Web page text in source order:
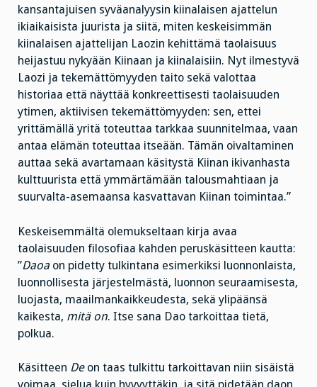
kansantajuisen syväanalyysin kiinalaisen ajattelun
ikiaikaisista juurista ja siitä, miten keskeisimmän
kiinalaisen ajattelijan Laozin kehittämä taolaisuus
heijastuu nykyään Kiinaan ja kiinalaisiin. Nyt ilmestyvä
Laozi ja tekemättömyyden taito sekä valottaa
historiaa että näyttää konkreettisesti taolaisuuden
ytimen, aktiivisen tekemättömyyden: sen, ettei
yrittämällä yritä toteuttaa tarkkaa suunnitelmaa, vaan
antaa elämän toteuttaa itseään. Tämän oivaltaminen
auttaa sekä avartamaan käsitystä Kiinan ikivanhasta
kulttuurista että ymmärtämään talousmahtiaan ja
suurvalta-asemaansa kasvattavan Kiinan toimintaa.”
Keskeisemmältä olemukseltaan kirja avaa
taolaisuuden filosofiaa kahden peruskäsitteen kautta:
”Daoa on pidetty tulkintana esimerkiksi luonnonlaista,
luonnollisesta järjestelmästä, luonnon seuraamisesta,
luojasta, maailmankaikkeudesta, sekä ylipäänsä
kaikesta, mitä on. Itse sana Dao tarkoittaa tietä,
polkua.
Käsitteen Deon taas tulkittu tarkoittavan niin sisäistä